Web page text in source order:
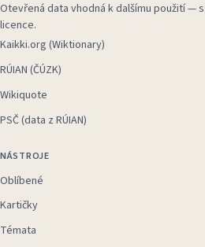
Otevřená data vhodná k dalšímu použití —
licence.
Kaikki.org (Wiktionary)
RÚIAN (ČÚZK)
Wikiquote
PSČ (data z RÚIAN)
NÁSTROJE
Oblíbené
Kartičky
Témata